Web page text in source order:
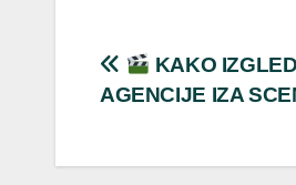
PostKAKO
AGENCIJE IZA